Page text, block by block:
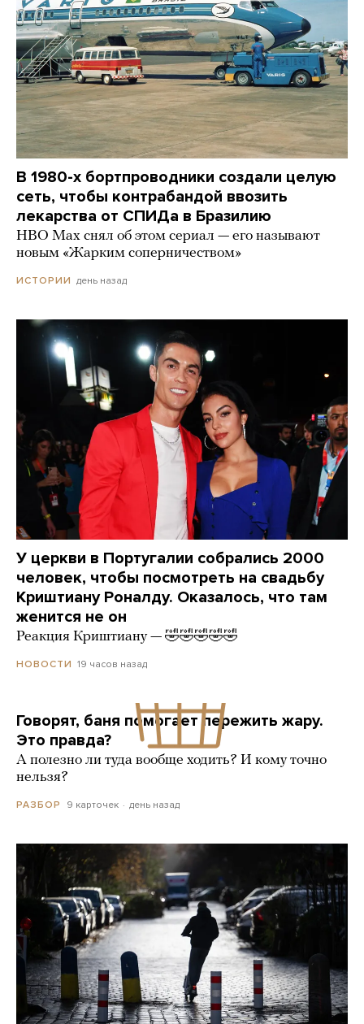
В 1980-х бортпроводники создали целую
сеть, чтобы контрабандой ввозить
лекарства от СПИДа в Бразилию
HBO Max снял об этом сериал — его называют
новым «Жарким соперничеством»
ИСТОРИИ день назад
У церкви в Португалии собрались 2000
человек, чтобы посмотреть на свадьбу
Криштиану Роналду. Оказалось, что там
женится не он
Реакция Криштиану — 🤣🤣🤣🤣🤣
НОВОСТИ 19 часов назад
Говорят, баня помогает пережить жару.
Это правда?
А полезно ли туда вообще ходить? И кому точно
нельзя?
РАЗБОР 9 карточек день назад